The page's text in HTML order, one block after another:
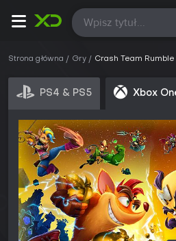
Wszystkie
Strona główna Gry Crash Team
PS4 & PS5 Xbox